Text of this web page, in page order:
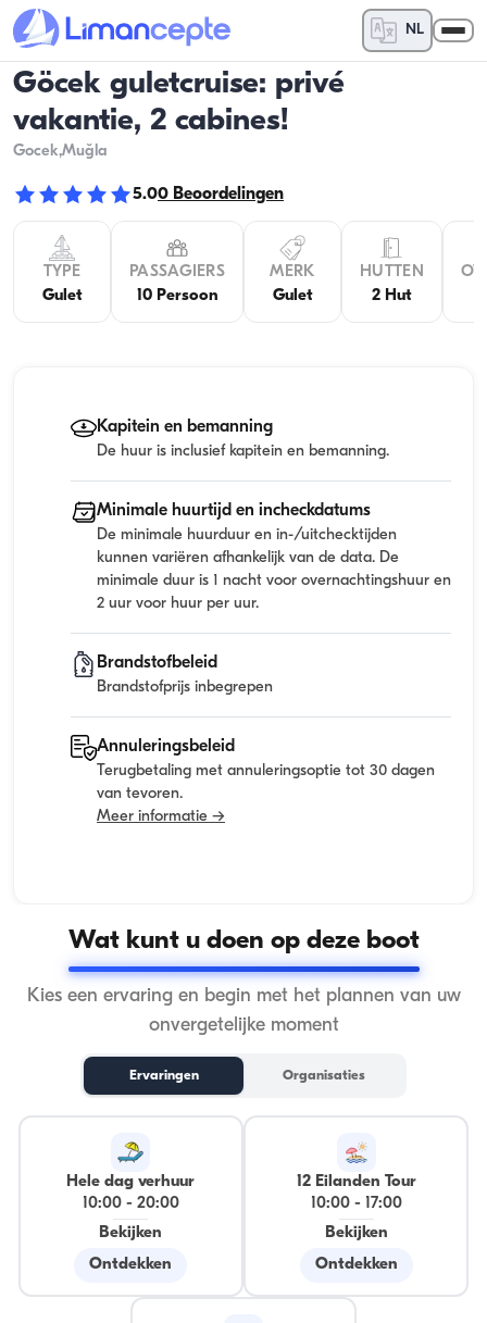
NL
Göcek guletcruise: privé
vakantie, 2 cabines!
Gocek,Muğla
5.00 Beoordelingen
TYPE
Gulet
PASSAGIERS
10 Persoon
MERK
Gulet
HUTTEN
2 Hut
Kapitein en bemanning
De huur is inclusief kapitein en bemanning.
Minimale huurtijd en incheckdatums
De minimale huurduur en in-/uitchecktijden
kunnen variëren afhankelijk van de data. De
minimale duur is 1 nacht voor overnachtingshuur en
2 uur voor huur per uur.
Brandstofbeleid
Brandstofprijs inbegrepen
Annuleringsbeleid
Terugbetaling met annuleringsoptie tot 30 dagen
van tevoren.
Meer informatie →
Wat kunt u doen op deze boot
Kies een ervaring en begin met het plannen van uw
onvergetelijke moment
Ervaringen Organisaties
Hele dag verhuur
10:00- 20:00
Bekijken
Ontdekken
12 Eilanden Tour
10:00-
17:00
Bekijken
Ontdekken